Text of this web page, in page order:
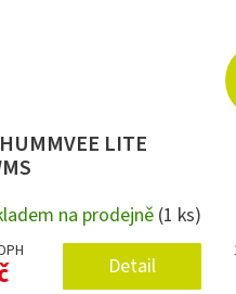
LITE
na prodejně (1 ks)
Detail